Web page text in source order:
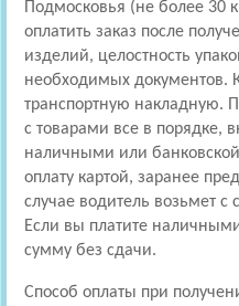
Подмосковья (не более
оплатить заказ после
изделий, целостность
необходимых документов.
транспортную накладную.
с товарами все в порядке,
наличными или
оплату картой, заранее
случае водитель возьмет
Если вы платите
сумму без сдачи.
Способ оплаты при